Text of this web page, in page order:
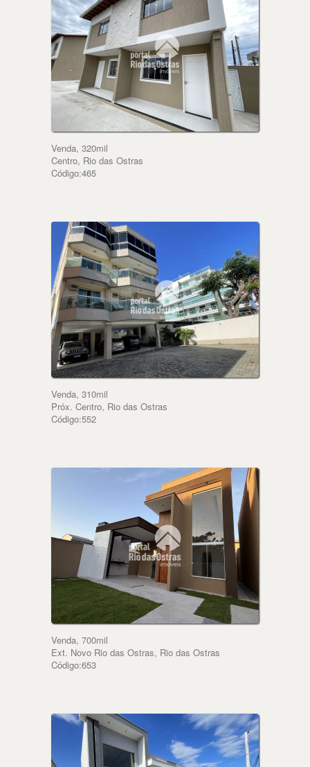
Venda, 320mil
Centro, Rio das Ostras
Código:465
Venda, 310mil
Próx. Centro, Rio das Ostras
Código:552
Venda, 700mil
Ext. Novo Rio das Ostras, Rio das Ostras
Código:653